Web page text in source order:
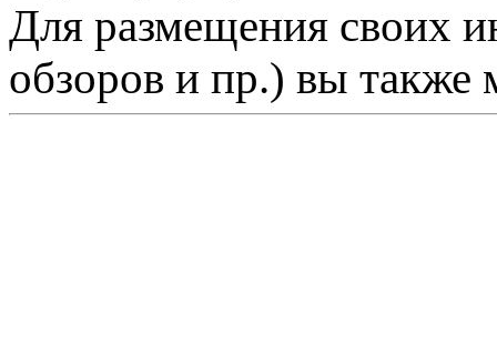
Для размещения своих
обзоров и пр.) вы также